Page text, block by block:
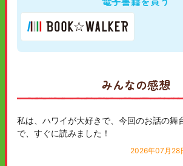
みんなの感想
私は、ハワイが大好きで、今回のお話の舞
で、すぐに読みました！
2026年07月28